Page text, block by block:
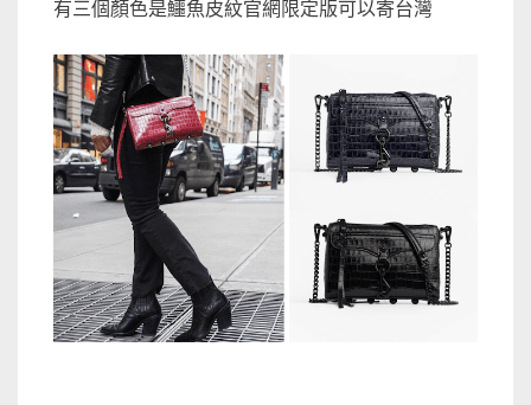
有三個顏色是鱷魚皮紋官網限定版可以寄台灣